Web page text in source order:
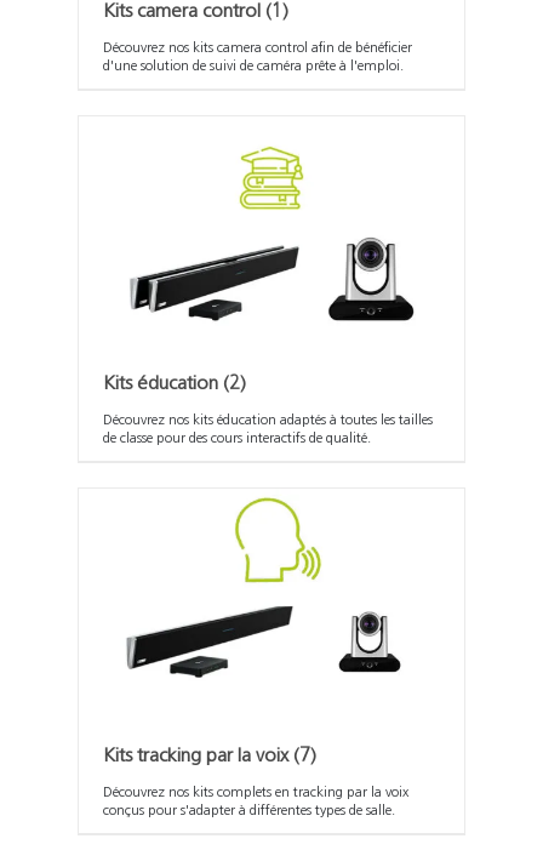
Kits camera control (1)
Découvrez nos kits camera control afin de bénéficier
d'une solution de suivi de caméra prête à l'emploi.
Kits éducation (2)
Découvrez nos kits éducation adaptés à toutes les tailles
de classe pour des cours interactifs de qualité.
Kits tracking par la voix (7)
Découvrez nos kits complets en tracking par la voix
conçus pour s'adapter à différentes types de salle.